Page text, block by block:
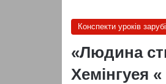
Конспекти уроків
«Людина
Хемінгуея